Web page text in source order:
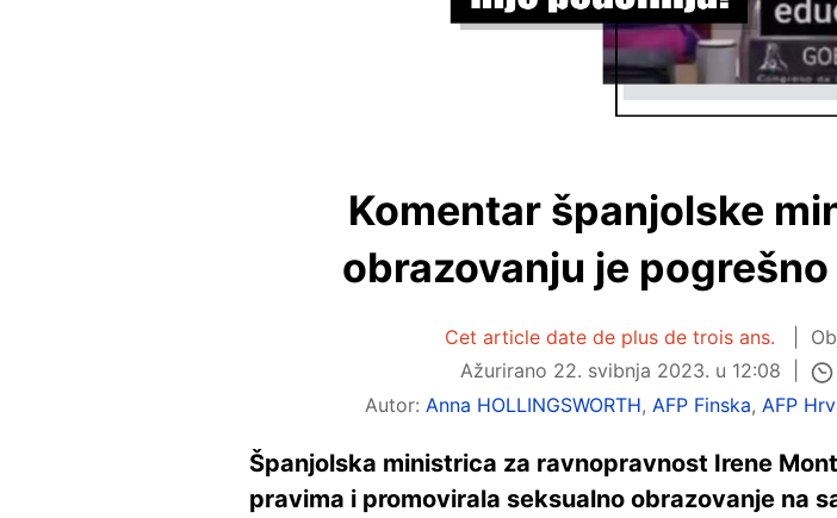
Komentar španjolske
obrazovanju je
Cet article date de plus de trois ans.
Ažurirano 22. svibnja 2023. u 12:08
Autor: Anna HOLLINGSWORTH, AFP Finska, AFP
Španjolska ministrica za ravnopravnost Irene
pravima i promovirala seksualno obrazovanje na